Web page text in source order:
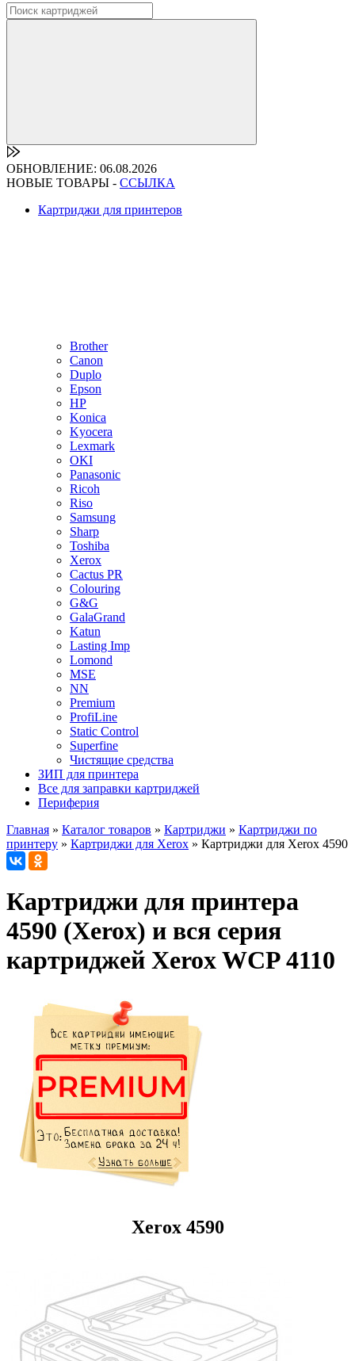
ОБНОВЛЕНИЕ: 06.08.2026
НОВЫЕ ТОВАРЫ - ССЫЛКА
Картриджи для принтеров
Brother
Canon
Duplo
Epson
HP
Konica
Kyocera
Lexmark
OKI
Panasonic
Ricoh
Riso
Samsung
Sharp
Toshiba
Xerox
Cactus PR
Colouring
G&G
GalaGrand
Katun
Lasting Imp
Lomond
MSE
NN
Premium
ProfiLine
Static Control
Superfine
Чистящие средства
ЗИП для принтера
Все для заправки картриджей
Периферия
Главная » Каталог товаров » Картриджи » Картриджи по
принтеру » Картриджи для Xerox » Картриджи для Xerox 4590
Картриджи для принтера
4590 (Xerox) и вся серия
картриджей Xerox WCP 4110
Xerox 4590